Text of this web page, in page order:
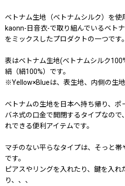
ベトナム生地（ベトナムシルク）を使
kaonn-日音衣-で取り組んでいるベト
をミックスしたプロダクトの一つです。
表はベトナム生地(ベトナムシルク
絹（絹100%）です。
※Yellow×Blueは、表生地、内側の生
ベトナムの生地を日本へ持ち帰り、ポ
バネ式の口金で開閉するタイプなので
れできる便利アイテムです。
マチのない平らなタイプは、そっと
です。
ピアスやリングを入れたり、鍵を入れ
り、、、